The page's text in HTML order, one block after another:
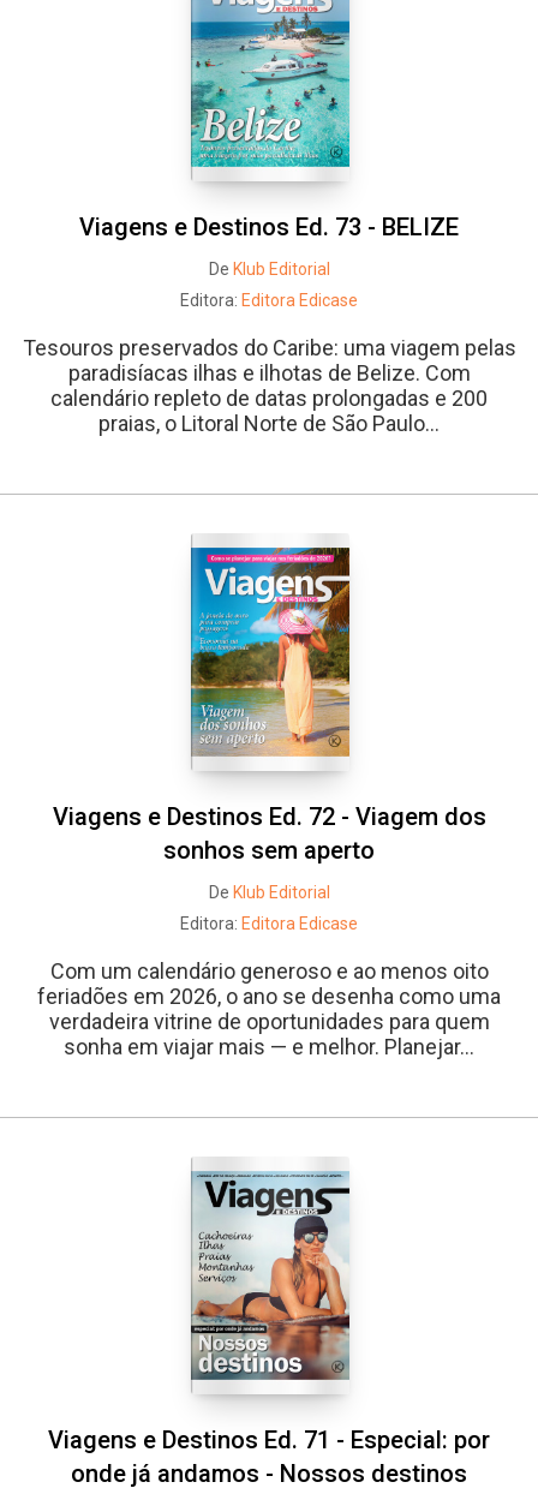
Viagens e Destinos Ed. 73 - BELIZE
De Klub Editorial
Editora: Editora Edicase
Tesouros preservados do Caribe: uma viagem pelas
paradisíacas ilhas e ilhotas de Belize. Com
calendário repleto de datas prolongadas e 200
praias, o Litoral Norte de São Paulo...
Viagens e Destinos Ed. 72 - Viagem dos
sonhos sem aperto
De Klub Editorial
Editora: Editora Edicase
Com um calendário generoso e ao menos oito
feriadões em 2026, o ano se desenha como uma
verdadeira vitrine de oportunidades para quem
sonha em viajar mais — e melhor. Planejar...
Viagens e Destinos Ed. 71 - Especial: por
onde já andamos - Nossos destinos
Facebook Twitter